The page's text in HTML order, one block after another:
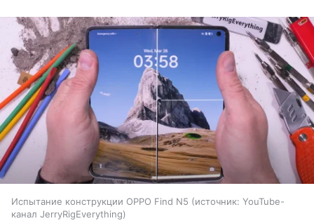
Испытание конструкции OPPO Find N5 источник: YouTube-
канал JerryRigEverything